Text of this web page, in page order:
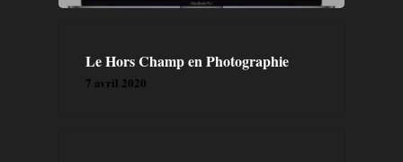
Le Hors Champ en Photographie
7 avril 2020